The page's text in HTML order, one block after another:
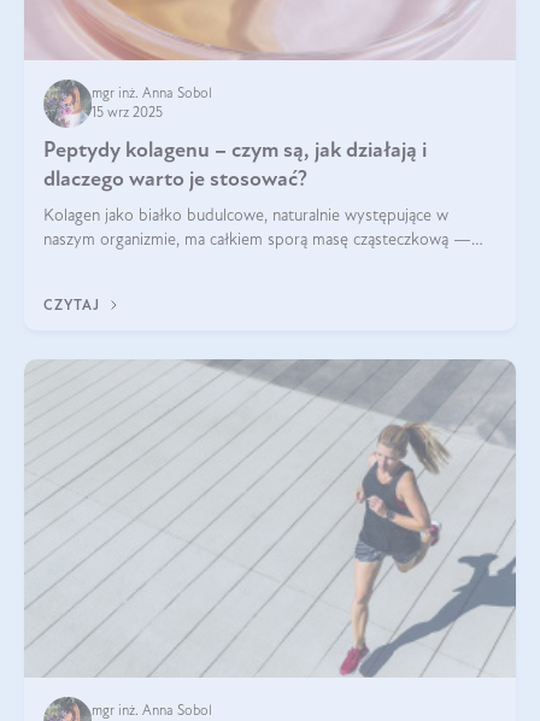
mgr inż. Anna Sobol
15 wrz 2025
Peptydy kolagenu – czym są, jak działają i
dlaczego warto je stosować?
Kolagen jako białko budulcowe, naturalnie występujące w
naszym organizmie, ma całkiem sporą masę cząsteczkową —
bardziej biodostępny
CZYTAJ
mgr inż. Anna Sobol